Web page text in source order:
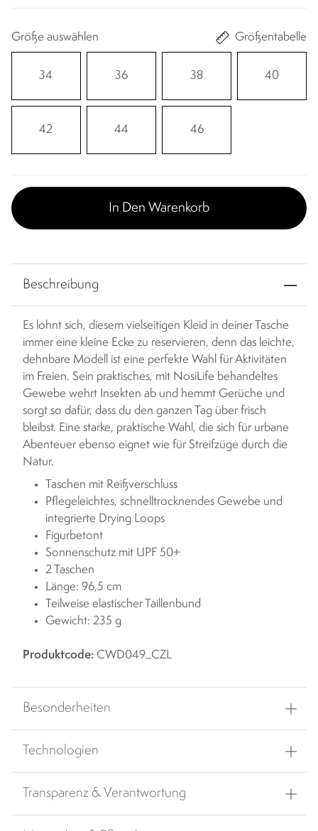
Größe auswählen Größentabelle
34 36 38 40
42 44 46
In Den Warenkorb
Beschreibung
Es lohnt sich, diesem vielseitigen Kleid in deiner Tasche
immer eine kleine Ecke zu reservieren, denn das leichte,
dehnbare Modell ist eine perfekte Wahl für Aktivitäten
im Freien. Sein praktisches, mit NosiLife behandeltes
Gewebe wehrt Insekten ab und hemmt Gerüche und
sorgt so dafür, dass du den ganzen Tag über frisch
bleibst. Eine starke, praktische Wahl, die sich für urbane
Abenteuer ebenso eignet wie für Streifzüge durch die
Natur.
Taschen mit Reißverschluss
Pflegeleichtes, schnelltrocknendes Gewebe und
integrierte Drying Loops
Figurbetont
Sonnenschutz mit UPF 50+
2 Taschen
Länge: 96,5 cm
Teilweise elastischer Taillenbund
Gewicht: 235 g
Produktcode: CWD049_CZL
Besonderheiten
Technologien
Transparenz & Verantwortung